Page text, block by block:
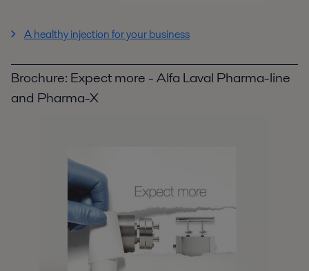
A healthy injection for your business
Brochure: Expect more - Alfa Laval Pharma-line
and Pharma-X